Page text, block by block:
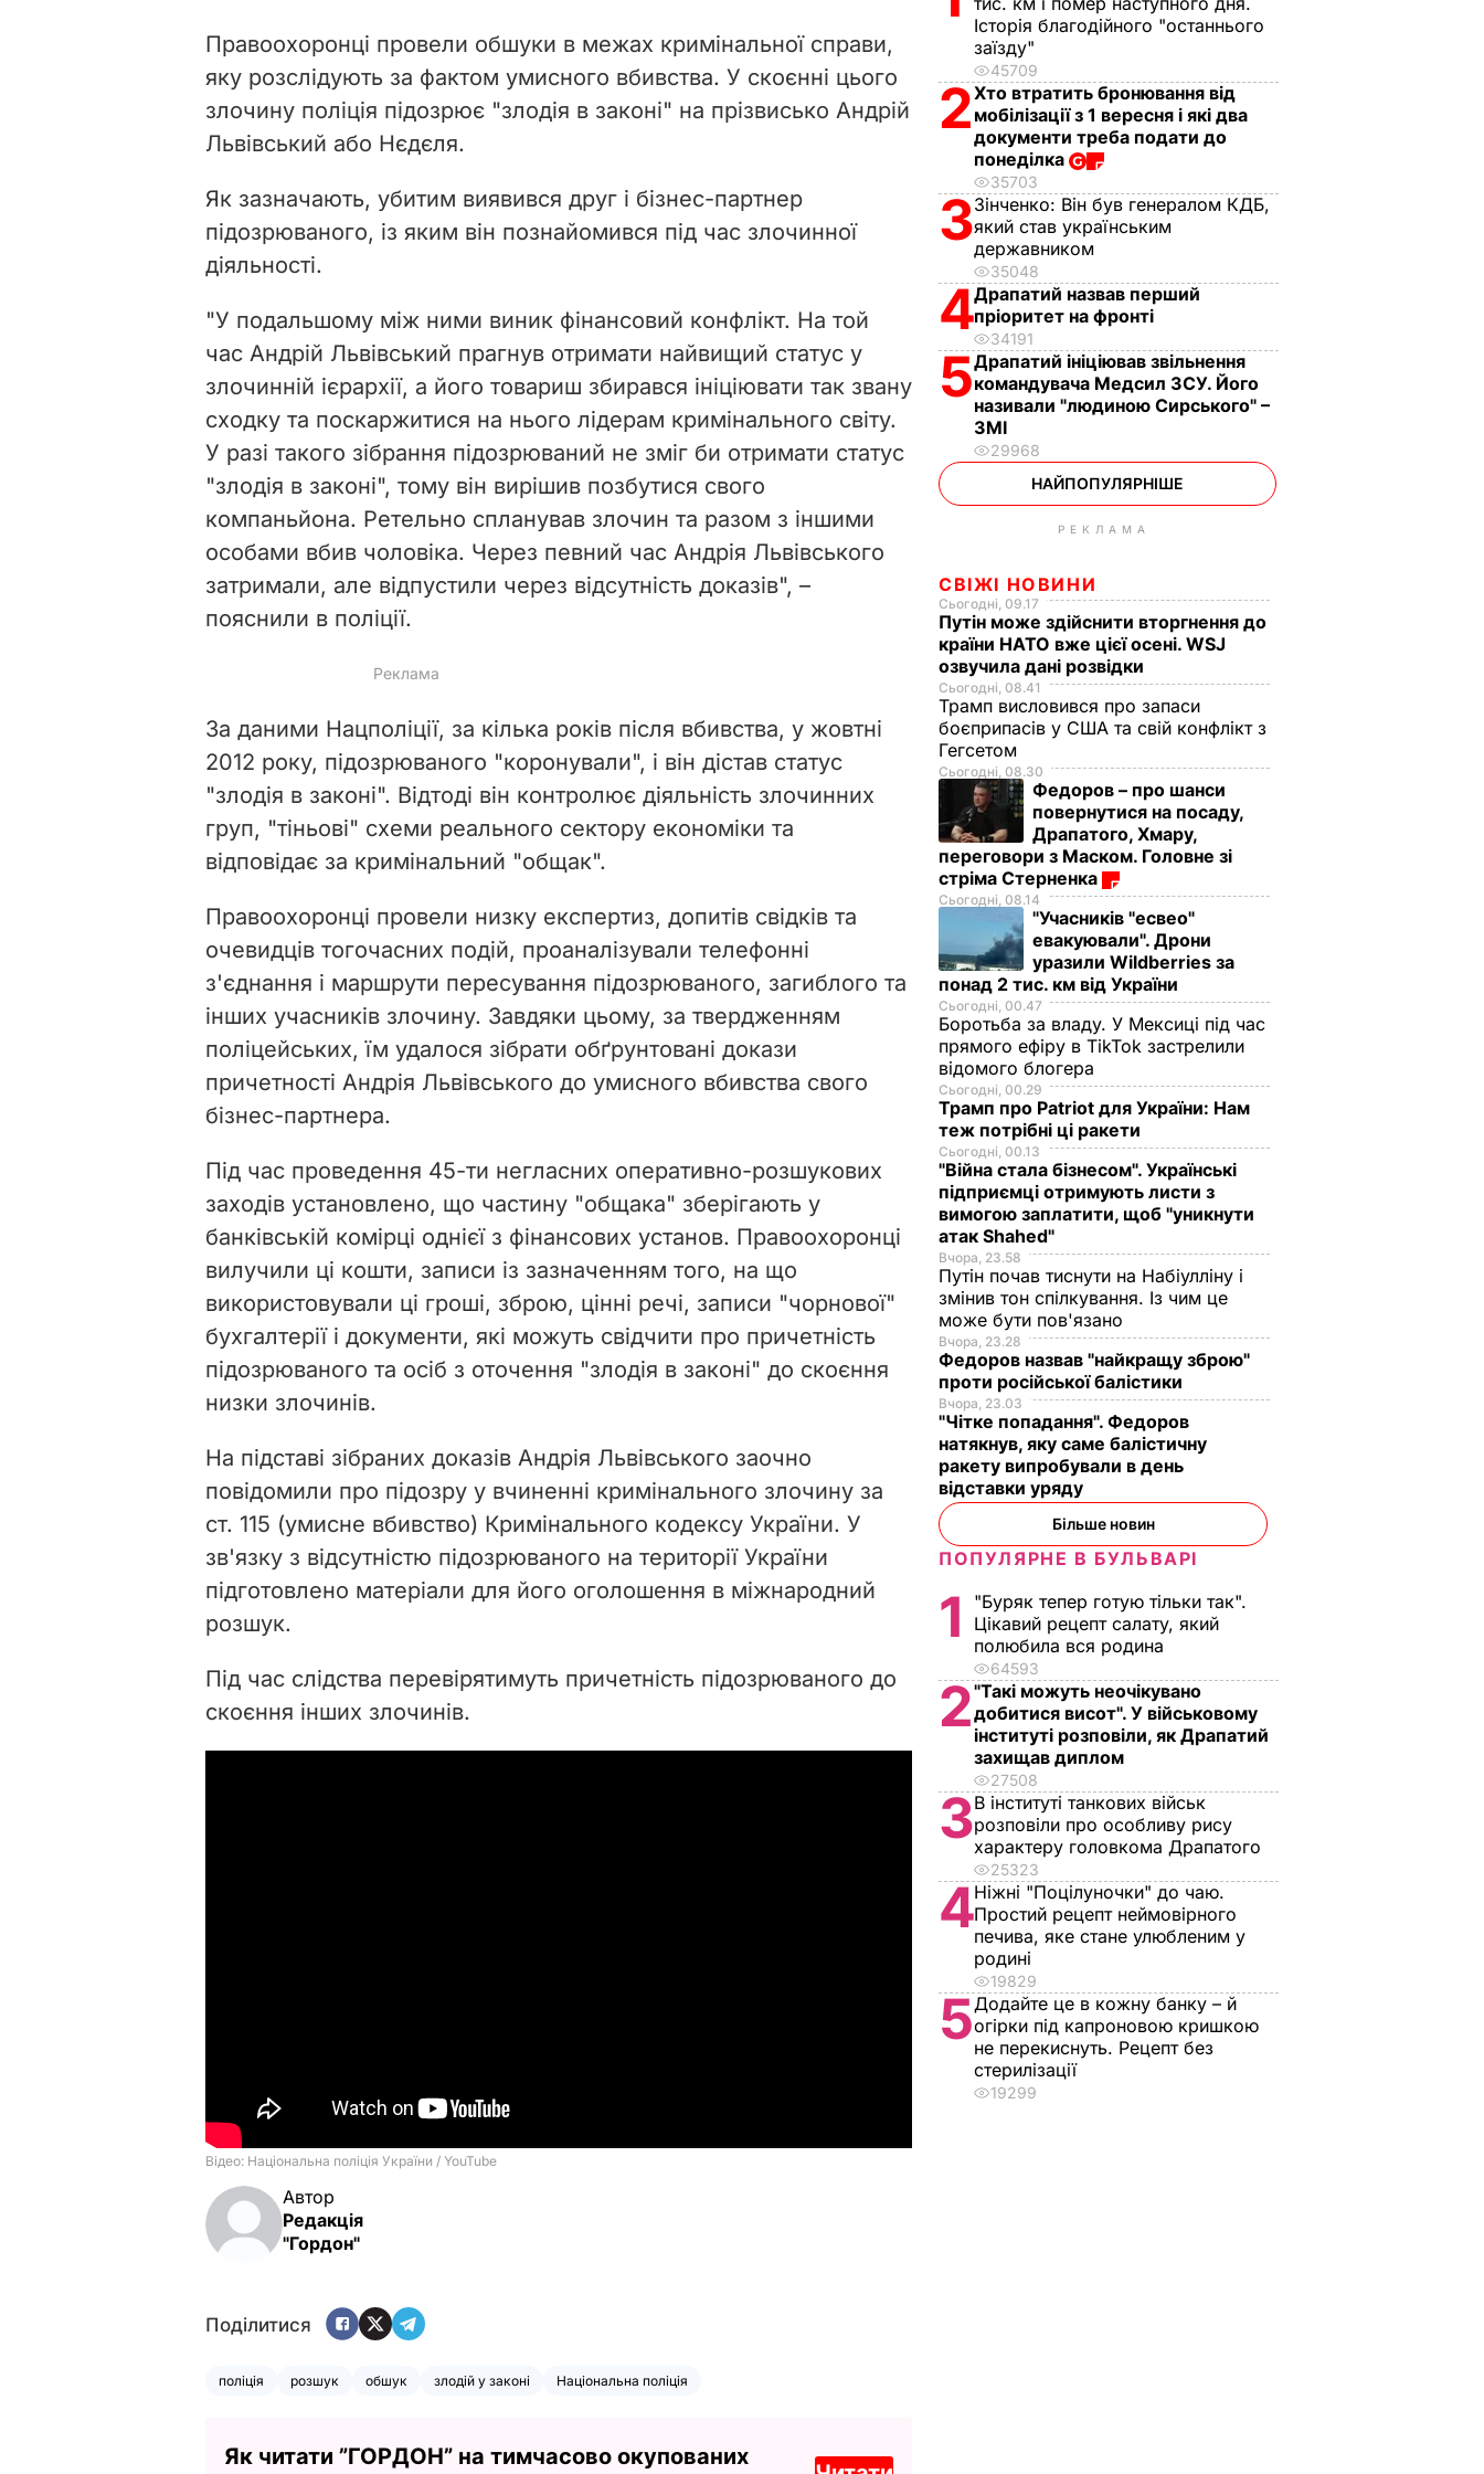
i
d
o
Правоохоронці провели обшуки в межах кримінальної справи,
яку розслідують за фактом умисного вбивства. У скоєнні цього
злочину поліція підозрює "злодія в законі" на прізвисько Андрій
Львівський або Нєдєля.
Як зазначають, убитим виявився друг і бізнес-партнер
підозрюваного, із яким він познайомився під час злочинної
діяльності.
"У подальшому між ними виник фінансовий конфлікт. На той
час Андрій Львівський прагнув отримати найвищий статус у
злочинній ієрархії, а його товариш збирався ініціювати так звану
сходку та поскаржитися на нього лідерам кримінального світу.
У разі такого зібрання підозрюваний не зміг би отримати статус
"злодія в законі", тому він вирішив позбутися свого
компаньйона. Ретельно спланував злочин та разом з іншими
особами вбив чоловіка. Через певний час Андрія Львівського
затримали, але відпустили через відсутність доказів", –
пояснили в поліції.
За даними Нацполіції, за кілька років після вбивства, у жовтні
2012 року, підозрюваного "коронували", і він дістав статус
"злодія в законі". Відтоді він контролює діяльність злочинних
груп, "тіньові" схеми реального сектору економіки та
відповідає за кримінальний "общак".
Правоохоронці провели низку експертиз, допитів свідків та
очевидців тогочасних подій, проаналізували телефонні
з'єднання і маршрути пересування підозрюваного, загиблого та
інших учасників злочину. Завдяки цьому, за твердженням
поліцейських, їм удалося зібрати обґрунтовані докази
причетності Андрія Львівського до умисного вбивства свого
бізнес-партнера.
Під час проведення 45-ти негласних оперативно-розшукових
заходів установлено, що частину "общака" зберігають у
банківській комірці однієї з фінансових установ. Правоохоронці
вилучили ці кошти, записи із зазначенням того, на що
використовували ці гроші, зброю, цінні речі, записи "чорнової"
бухгалтерії і документи, які можуть свідчити про причетність
підозрюваного та осіб з оточення "злодія в законі" до скоєння
низки злочинів.
На підставі зібраних доказів Андрія Львівського заочно
повідомили про підозру у вчиненні кримінального злочину за
ст. 115 (умисне вбивство) Кримінального кодексу України. У
зв'язку з відсутністю підозрюваного на території України
підготовлено матеріали для його оголошення в міжнародний
розшук.
Під час слідства перевірятимуть причетність підозрюваного до
скоєння інших злочинів.
Автор
Редакція
"Гордон"
Поділитися
поліція розшук обшук злодій у законі Національна поліція
Як читати ”ГОРДОН” на тимчасово окупованих
Історія благодійного "останнього
заїзду"
45709
2Хто втратить бронювання від
мобілізації з 1 вересня і які два
документи треба подати до
понеділка
35703
3Зінченко: Він був генералом КДБ,
який став українським
державником
35048
4Драпатий назвав перший
пріоритет на фронті
34191
5Драпатий ініціював звільнення
командувача Медсил ЗСУ. Його
називали "людиною Сирського" –
ЗМІ
29968
НАЙПОПУЛЯРНІШЕ
РЕКЛАМА
СВІЖІ НОВИНИ
Сьогодні, 09.17
Путін може здійснити вторгнення до
країни НАТО вже цієї осені. WSJ
озвучила дані розвідки
Сьогодні, 08.41
Трамп висловився про запаси
боєприпасів у США та свій конфлікт з
Гегсетом
Сьогодні, 08.30
Федоров – про шанси
повернутися на посаду,
Драпатого, Хмару,
переговори з Маском. Головне зі
стріма Стерненка
Сьогодні, 08.14
"Учасників "есвео"
евакуювали". Дрони
уразили Wildberries за
понад 2 тис. км від України
Сьогодні, 00.47
Боротьба за владу. У Мексиці під час
прямого ефіру в TikTok застрелили
відомого блогера
Сьогодні, 00.29
Трамп про Patriot для України: Нам
теж потрібні ці ракети
Сьогодні, 00.13
"Війна стала бізнесом". Українські
підприємці отримують листи з
вимогою заплатити, щоб "уникнути
атак Shahed"
Вчора, 23.58
Путін почав тиснути на Набіулліну і
змінив тон спілкування. Із чим це
може бути пов'язано
Вчора, 23.28
Федоров назвав "найкращу зброю"
проти російської балістики
Вчора, 23.03
"Чітке попадання". Федоров
натякнув, яку саме балістичну
ракету випробували в день
відставки уряду
Більше новин
ПОПУЛЯРНЕ В БУЛЬВАРІ
1
"Буряк тепер готую тільки так".
Цікавий рецепт салату, який
полюбила вся родина
64593
2"Такі можуть неочікувано
добитися висот". У військовому
інституті розповіли, як Драпатий
захищав диплом
27508
3В інституті танкових військ
розповіли про особливу рису
характеру головкома Драпатого
25323
4Ніжні "Поцілуночки" до чаю.
Простий рецепт неймовірного
печива, яке стане улюбленим у
родині
19829
5Додайте це в кожну банку – й
огірки під капроновою кришкою
не перекиснуть. Рецепт без
стерилізації
19299